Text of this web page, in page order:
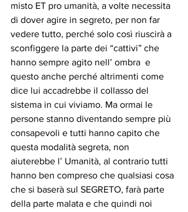
misto ET pro umanità, a volte necessita
di dover agire in segreto, per non far
vedere tutto, perché solo così riuscirà a
sconfiggere la parte dei “cattivi” che
hanno sempre agito nell’ ombra  e
questo anche perché altrimenti come
dice lui accadrebbe il collasso del
sistema in cui viviamo. Ma ormai le
persone stanno diventando sempre più
consapevoli e tutti hanno capito che
questa modalità segreta, non
aiuterebbe l’ Umanità, al contrario tutti
hanno ben compreso che qualsiasi cosa
che si baserà sul SEGRETO, farà parte
della parte malata e che quindi noi